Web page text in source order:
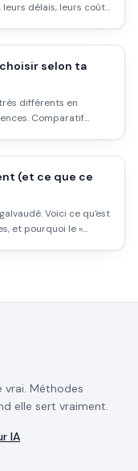
leurs délais, leurs coûts
selon ta
différents en
Comparatif
(et ce que ce
Voici ce qu'est
et pourquoi le «
vrai. Méthodes
elle sert vraiment.
IA